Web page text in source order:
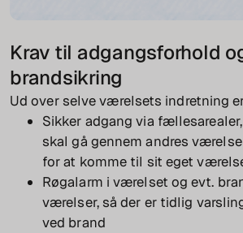
Krav til adgangsforhold
brandsikring
Ud over selve værelsets indretning
Sikker adgang via
skal gå gennem andres
for at komme til sit eget
Røgalarm i værelset og evt.
værelser, så der er tidlig
ved brand